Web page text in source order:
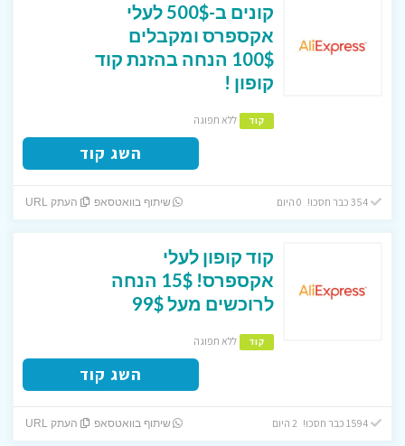
קונים ב-500$ לעלי
אקספרס ומקבלים
100$ הנחה בהזנת קוד
קופון !
קוד ללא תפוגה
השג קוד
354 כבר חסכו! 0 היום שיתוף בוואטסאפ העתק URL
קוד קופון לעלי
אקספרס! 15$ הנחה
לרוכשים מעל 99$
קוד ללא תפוגה
השג קוד
1594 כבר חסכו! 2 היום שיתוף בוואטסאפ העתק URL